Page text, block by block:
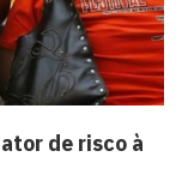
de risco à